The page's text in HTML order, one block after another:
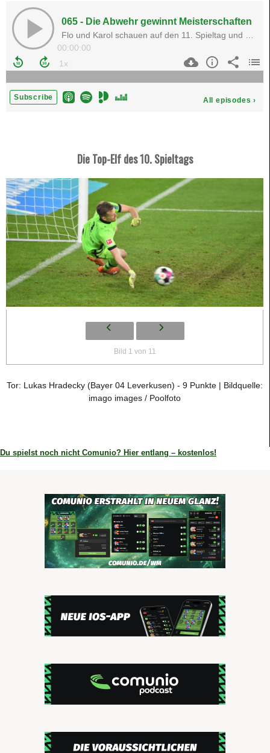
Die Top-Elf des 10. Spieltags
Bild 1 von 11
Tor: Lukas Hradecky (Bayer 04 Leverkusen) - 9 Punkte | Bildquelle:
imago images / Poolfoto
Du spielst noch nicht Comunio? Hier entlang – kostenlos!